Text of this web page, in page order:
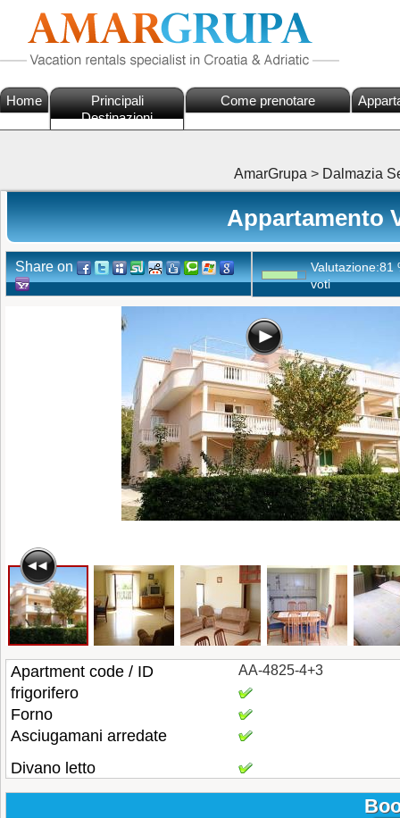
Home
Principali
Destinazioni
Come prenotare
AmarGrupa > Dalmazia
Appartamento
Share on Valutazione:81
voti
Apartment code / ID AA-4825-4+3
frigorifero
Forno
Asciugamani arredate
Divano letto